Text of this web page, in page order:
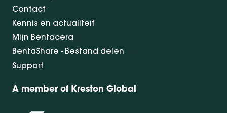
Contact
Kennis en actualiteit
Mijn Bentacera
BentaShare - Bestand delen
Support
A member of Kreston Global